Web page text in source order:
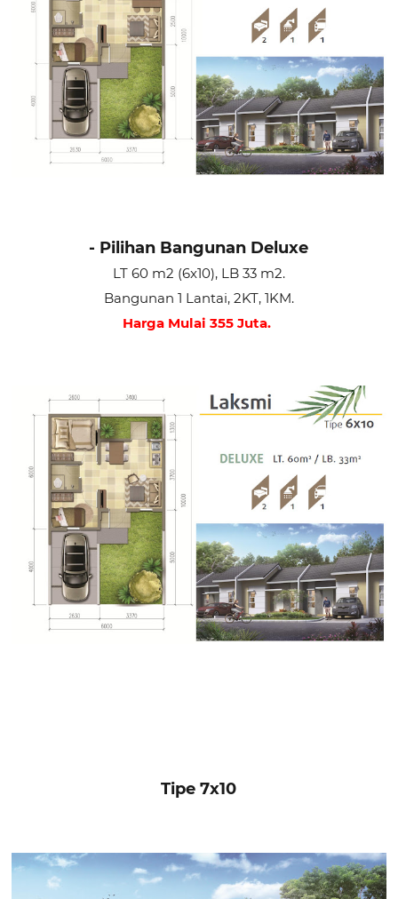
- Pilihan Bangunan Deluxe
LT 60 m2 (6x10), LB 33 m2.
Bangunan 1 Lantai, 2KT, 1KM.
Harga Mulai 355 Juta.
Tipe 7x10